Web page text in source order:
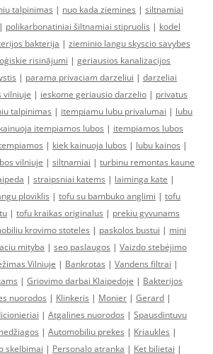
talpinimas | nuo kada ziemines | siltnamiai
| polikarbonatiniai šiltnamiai stipruolis | kodel
bakterija | zieminio langu skyscio savybes
risinājumi | geriausios kanalizacijos
| parama privaciam darzeliui | darzeliai
vilniuje | ieskome geriausio darzelio | privatus
talpinimas | itempiamu lubu privalumai | lubu
itempiamos lubos | itempiamos lubos
| kiek kainuoja lubos | lubu kainos |
vilniuje | siltnamiai | turbinu remontas kaune
| straipsniai katems | laiminga kate |
ploviklis | tofu su bambuko anglimi | tofu
| tofu kraikas originalus | prekiu gyvunams
krovimo stoteles | paskolos bustui | mini
mityba | seo paslaugos | Vaizdo stebėjimo
Vilniuje | Bankrotas | Vandens filtrai |
| Griovimo darbai Klaipedoje | Bakterijos
nuorodos | Klinkeris | Monier | Gerard |
| Atgalines nuorodos | Spausdintuvu
| Automobiliu prekes | Kriaukles |
skelbimai | Personalo atranka | Ket bilietai |